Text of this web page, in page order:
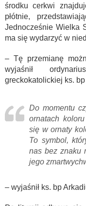
środku cerkwi
płótnie,
Jednocześnie Wielka
ma się wydarzyć w
– Tę przemianę
wyjaśnił
greckokatolickiej ks. bp
Do momentu
ornatach
się w ornaty
To symbol,
nas bez znaku
jego
– wyjaśnił ks. bp